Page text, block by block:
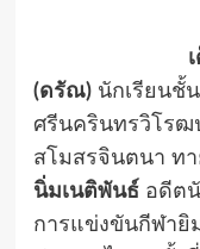
(ดรัณ)นักเรียนชั้น
ศรีนครินทรวิโรฒ
สโมสรจินตนา ท
นิ่มเนติพันธ์อดีตนั
การแข่งขันกีฬายิ